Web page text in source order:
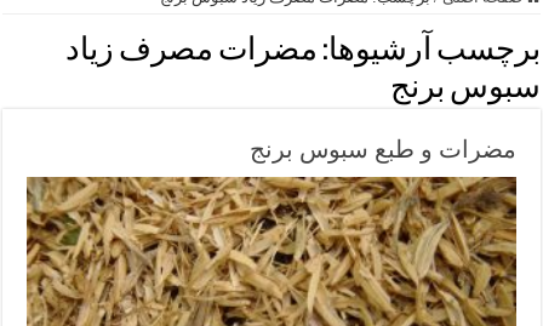
برچسب آرشیوها: مضرات مصرف زیاد
سبوس برنج
مضرات و طبع سبوس برنج